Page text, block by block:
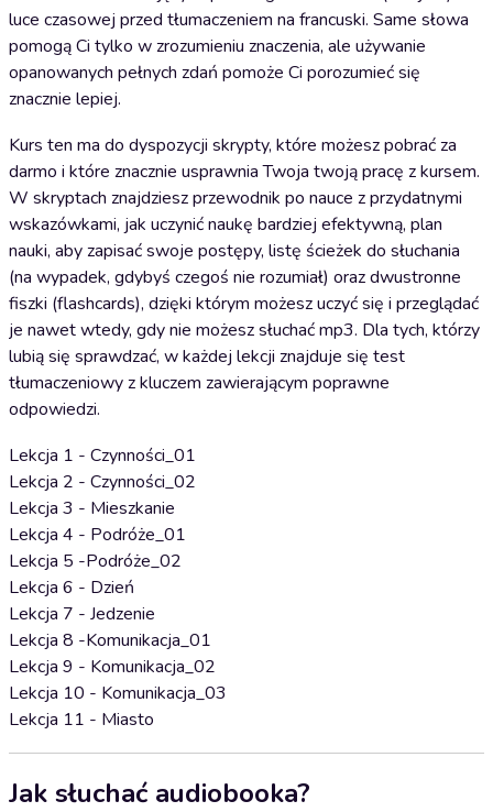
luce czasowej przed tłumaczeniem na francuski. Same słowa
pomogą Ci tylko w zrozumieniu znaczenia, ale używanie
opanowanych pełnych zdań pomoże Ci porozumieć się
znacznie lepiej.
Kurs ten ma do dyspozycji skrypty, które możesz pobrać za
darmo i które znacznie usprawnia Twoja twoją pracę z kursem.
W skryptach znajdziesz przewodnik po nauce z przydatnymi
wskazówkami, jak uczynić naukę bardziej efektywną, plan
nauki, aby zapisać swoje postępy, listę ścieżek do słuchania
(na wypadek, gdybyś czegoś nie rozumiał) oraz dwustronne
fiszki (flashcards), dzięki którym możesz uczyć się i przeglądać
je nawet wtedy, gdy nie możesz słuchać mp3. Dla tych, którzy
lubią się sprawdzać, w każdej lekcji znajduje się test
tłumaczeniowy z kluczem zawierającym poprawne
odpowiedzi.
Lekcja 1 - Czynności_01
Lekcja 2 - Czynności_02
Lekcja 3 - Mieszkanie
Lekcja 4 - Podróże_01
Lekcja 5 -Podróże_02
Lekcja 6 - Dzień
Lekcja 7 - Jedzenie
Lekcja 8 -Komunikacja_01
Lekcja 9 - Komunikacja_02
Lekcja 10 - Komunikacja_03
Lekcja 11 - Miasto
Jak słuchać audiobooka?